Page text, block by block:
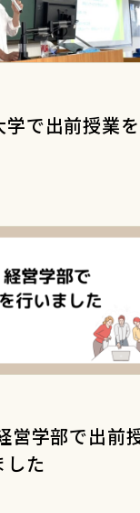
学で出前授業
営学部で出前
した